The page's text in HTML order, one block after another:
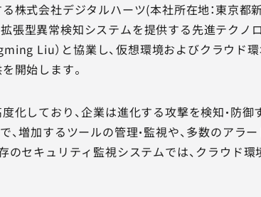
式会社デジタルハーツ(本社所在地：東京都新
拡張型異常検知システムを提供する先進テク
Liu）と協業し、仮想環境およびクラウ
開始します。
化しており、企業は進化する攻撃を検知・防
増加するツールの管理・監視や、多数のアラ
のセキュリティ監視システムでは、クラウド